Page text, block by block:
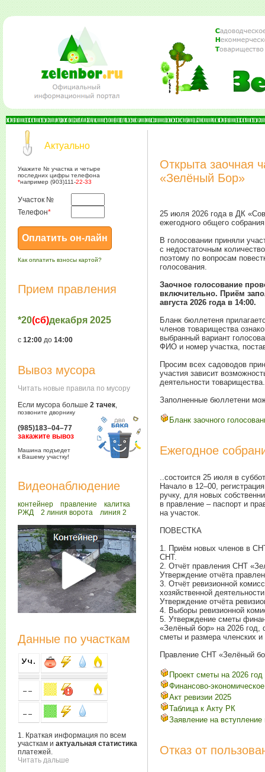
Актуально
Укажите № участка и четыре
последних цифры телефона
*например (903)111-22-33
Участок №
Телефон*
Как оплатить взносы картой?
Прием правления
*20(сб)декабря 2025
с 12:00 до 14:00
Вывоз мусора
Читать новые правила по мусору
Если мусора больше 2 тачек,
позвоните дворнику
(985)183–04–77
закажите вывоз
Машина подъедет
к Вашему участку!
Видеонаблюдение
контейнер правление
калитка
РЖД
2 линия ворота линия 2
Данные по участкам
1. Краткая информация по всем
участкам и актуальная статистика
платежей.
Читать дальше
Открыта заочная
«Зелёный Бор»
25 июля 2026 года в ДК
ежегодного общего
В голосовании приняли
с недостаточным
поэтому по вопросам
голосования.
Заочное голосование
включительно. Приём
августа 2026 года в 14:00.
Бланк бюллетеня
членов товарищества
выбранный вариант
ФИО и номер участка,
Просим всех садоводов
участия зависит
деятельности товарищества.
Заполненные бюллетени
Бланк заочного
Ежегодное
..состоится 25 июля в
Начало в 12–00,
ручку, для новых
в правление – паспорт и
на участок.
ПОВЕСТКА
1. Приём новых членов в
СНТ.
2. Отчёт правления СНТ
Утверждение отчёта
3. Отчёт ревизионной
хозяйственной
Утверждение отчёта
4. Выборы ревизионной
5. Утверждение сметы
«Зелёный бор» на 2026 год,
сметы и размера членских
Правление СНТ «Зелёный
Проект сметы на 2026 год
Финансово-
Акт ревизии 2025
Таблица к Акту РК
Заявление на
Отказ от